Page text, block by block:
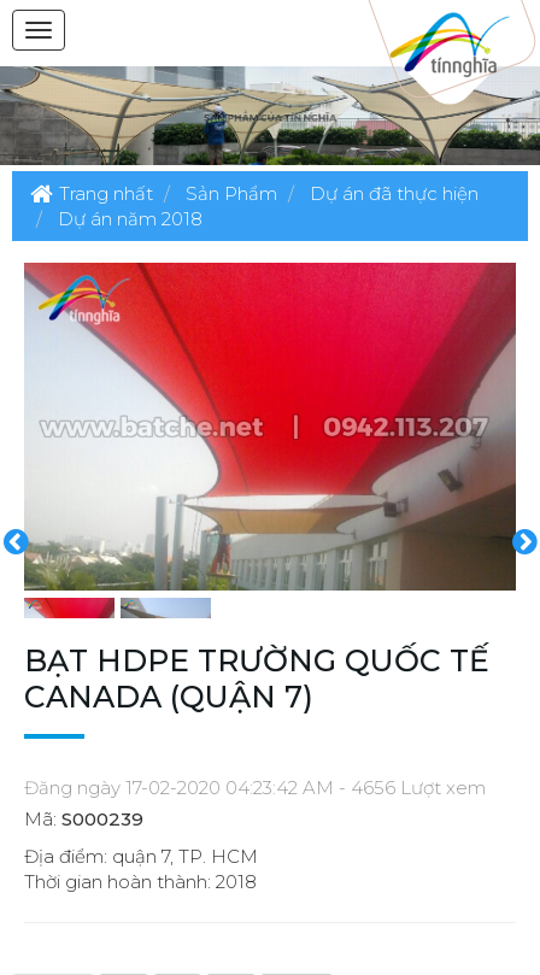
Trang nhất Sản Phẩm
Dự án đã thực hiện
Dự án năm 2018
BẠT HDPE TRƯỜNG QUỐC TẾ
CANADA (QUẬN 7)
Đăng ngày 17-02-2020 04:23:42 AM - 4656 Lượt xem
Mã: S000239
Địa điểm: quận 7, TP. HCM
Thời gian hoàn thành: 2018